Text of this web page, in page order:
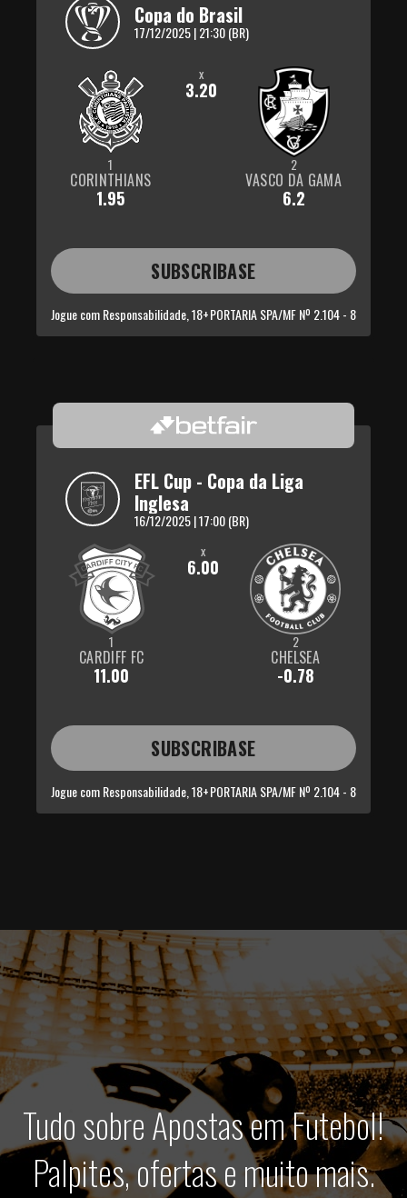
Copa do Brasil
17/12/2025 | 21:30 (BR)
1
CORINTHIANS
1.95
x
3.20
2
VASCO DA GAMA
6.2
SUBSCRIBASE
Jogue com Responsabilidade, 18+PORTARIA SPA/MF Nº 2.104 - 8
EFL Cup - Copa da Liga
Inglesa
16/12/2025 | 17:00 (BR)
1
CARDIFF FC
11.00
x
6.00
2
CHELSEA
-0.78
SUBSCRIBASE
Jogue com Responsabilidade, 18+PORTARIA SPA/MF Nº 2.104 - 8
Tudo sobre Apostas em Futebol!
Palpites, ofertas e muito mais.